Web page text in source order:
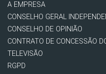
A EMPRESA
CONSELHO GERAL
CONSELHO DE OPINIÃO
CONTRATO DE CONCESSÃO
TELEVISÃO
RGPD